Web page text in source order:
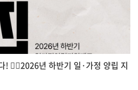
! 💁‍♀️2026년 하반기 일·가정 양립 지